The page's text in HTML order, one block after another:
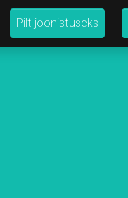
Pilt joonistuseks